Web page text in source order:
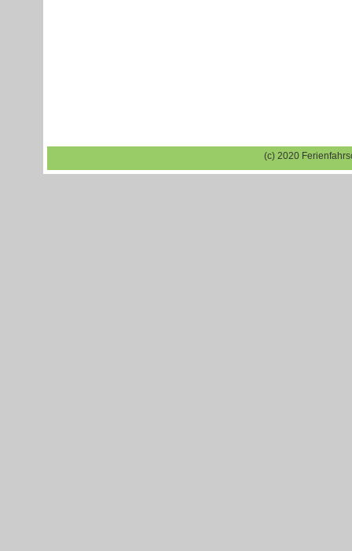
(c) 2020